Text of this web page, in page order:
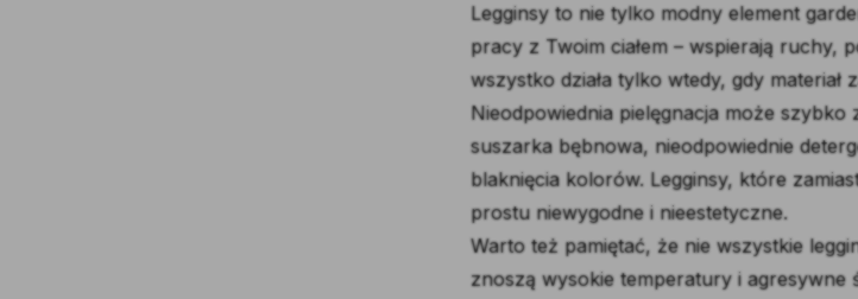
Legginsy to nie tylko modny element
pracy z Twoim ciałem – wspierają ruchy,
wszystko działa tylko wtedy, gdy materiał
Nieodpowiednia pielęgnacja może
suszarka bębnowa, nieodpowiednie
blaknięcia kolorów. Legginsy, które
prostu niewygodne i nieestetyczne.
Warto też pamiętać, że nie wszystkie
znoszą wysokie temperatury i agresywne